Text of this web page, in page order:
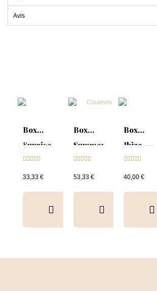
Avis
Box
Sunrise
Collection
& Tips

33,33 €
Box
Summer
Mood :
ON
Collection

53,33 €
Box
Ibiza
Collection
& Tips

40,00 €